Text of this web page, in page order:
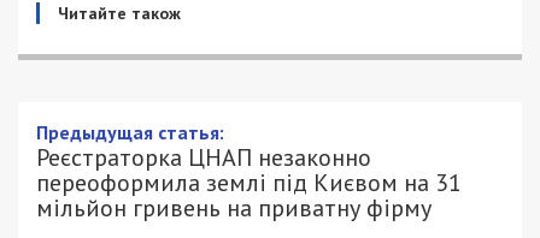
Читайте також
Предыдущая статья:
Реєстраторка ЦНАП незаконно
переоформила землі під Києвом на 31
мільйон гривень на приватну фірму